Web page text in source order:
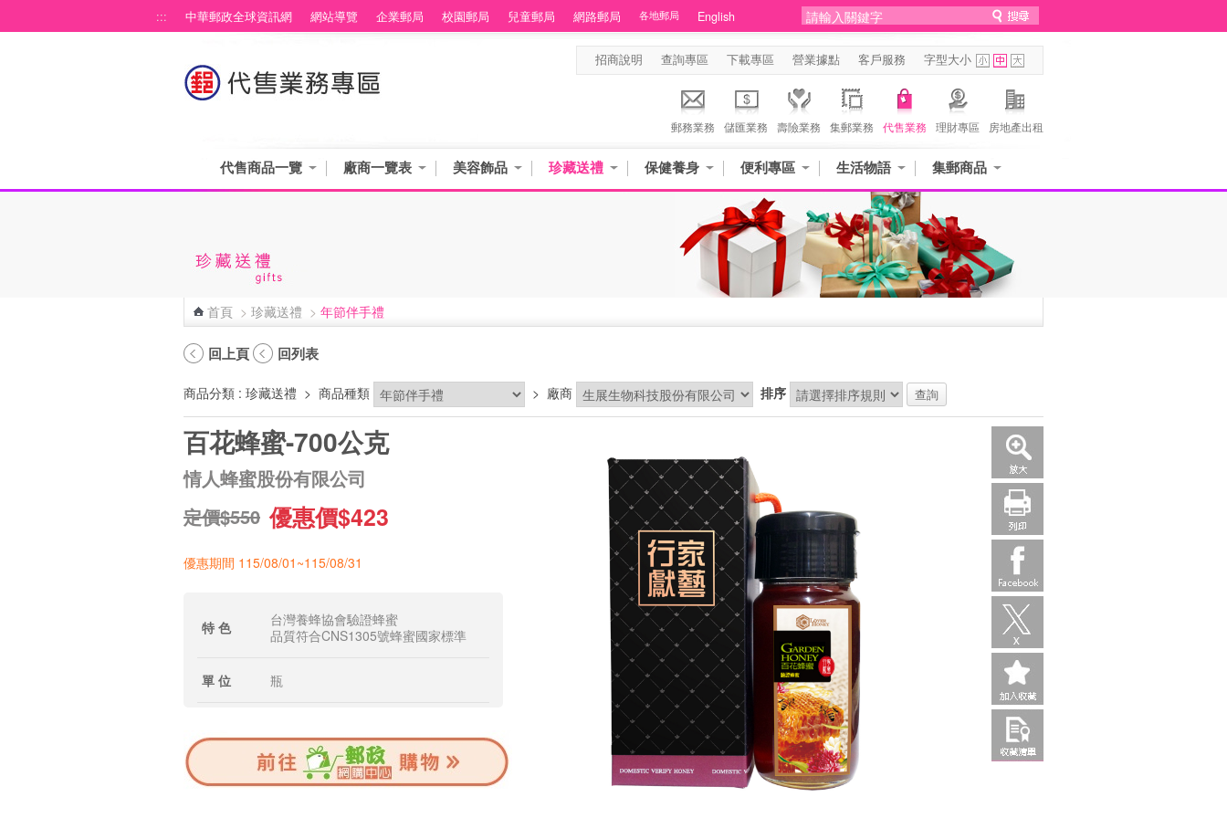
::: 中華郵政全球資訊網 網站導覽 企業郵局 校園郵局 兒童郵局 網路郵局 各地郵局 English
招商說明 查詢專區 下載專區 營業據點 客戶服務 字型大小
郵務業務 儲匯業務 壽險業務 集郵業務 代售業務 理財專區 房地產出租
代售商品一覽 廠商一覽表 美容飾品 珍藏送禮 保健養身 便利專區 生活物語 集郵商品
首頁 > 珍藏送禮 > 年節伴手禮
回上頁 回列表
商品分類 : 珍藏送禮 > 商品種類 > 廠商 排序
百花蜂蜜-700公克
情人蜂蜜股份有限公司
定價$550 優惠價$423
優惠期間 115/08/01~115/08/31
特 色
台灣養蜂協會驗證蜂蜜
品質符合CNS1305號蜂蜜國家標準
單 位 瓶